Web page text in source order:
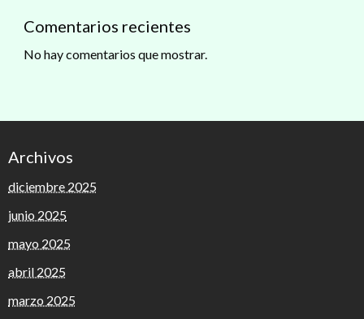
Comentarios recientes
No hay comentarios que mostrar.
Archivos
diciembre 2025
junio 2025
mayo 2025
abril 2025
marzo 2025